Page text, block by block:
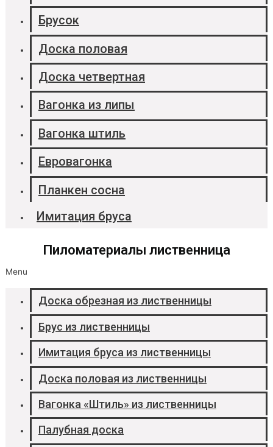
Брусок
Доска половая
Доска четвертная
Вагонка из липы
Вагонка штиль
Евровагонка
Планкен сосна
Имитация бруса
Пиломатериалы лиственница
Menu
Доска обрезная из лиственницы
Брус из лиственницы
Имитация бруса из лиственницы
Доска половая из лиственницы
Вагонка «Штиль» из лиственницы
Палубная доска